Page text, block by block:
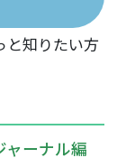
と知りたい方
ャーナル編